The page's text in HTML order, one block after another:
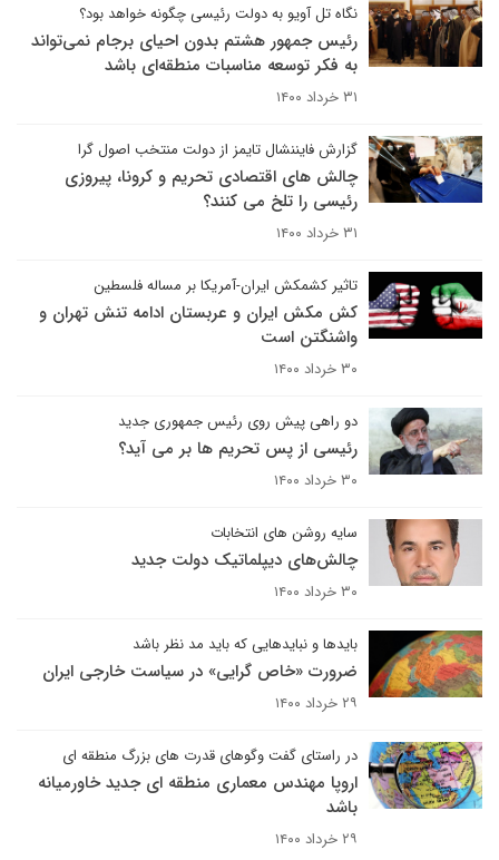
نگاه تل آویو به دولت رئیسی چگونه خواهد بود؟
رئیس جمهور هشتم بدون احیای برجام نمی‌تواند
به فکر توسعه مناسبات منطقه‌ای باشد
۳۱ خرداد ۱۴۰۰
گزارش فایننشال تایمز از دولت منتخب اصول گرا
چالش های اقتصادی تحریم و کرونا، پیروزی
رئیسی را تلخ می کنند؟
۳۱ خرداد ۱۴۰۰
تاثیر کشمکش ایران-آمریکا بر مساله فلسطین
کش مکش ایران و عربستان ادامه تنش تهران و
واشنگتن است
۳۰ خرداد ۱۴۰۰
دو راهی پیش روی رئیس جمهوری جدید
رئیسی از پس تحریم ها بر می آید؟
۳۰ خرداد ۱۴۰۰
سایه روشن های انتخابات
چالش‌های دیپلماتیک دولت جدید
۳۰ خرداد ۱۴۰۰
بایدها و نبایدهایی که باید مد نظر باشد
ضرورت «خاص گرایی» در سیاست خارجی ایران
۲۹ خرداد ۱۴۰۰
در راستای گفت وگوهای قدرت های بزرگ منطقه ای
اروپا مهندس معماری منطقه ای جدید خاورمیانه
باشد
۲۹ خرداد ۱۴۰۰